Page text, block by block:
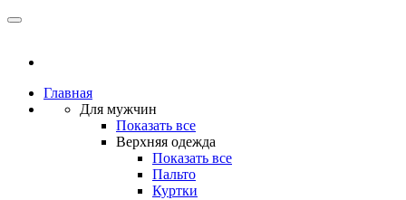
Главная
Для мужчин
Показать все
Верхняя одежда
Показать все
Пальто
Куртки